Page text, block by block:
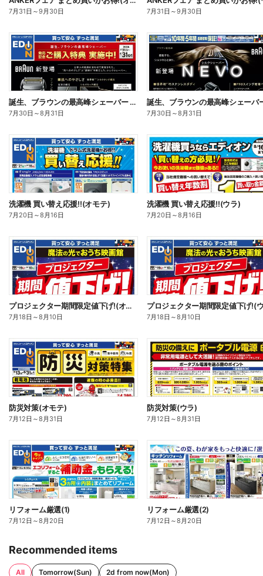
7月31日 ～9月30日 7月31日 ～9月30日
誕生、ブラウンの最高峰シェーバー 発売記念ご購入特典 実施中!(オモテ)
7月30日 ～8月31日 7月30日 ～8月31日
洗濯機 買い替え応援!!(オモテ)
7月20日 ～8月16日
洗濯機 買い替え応援!!(ウラ)
7月20日 ～8月16日
プロジェクター期間限定値下げ!(オモテ)
7月18日 ～8月10日
プロジェクター期間限定値下げ!(
7月18日 ～8月10日
防災対策(オモテ)
7月12日 ～8月31日
防災対策(ウラ)
7月12日 ～8月31日
リフォーム厳選(1)
7月12日 ～8月20日
リフォーム厳選(2)
7月12日 ～8月20日
Recommended items
All Tomorrow(Sun) 2d from now(Mon)